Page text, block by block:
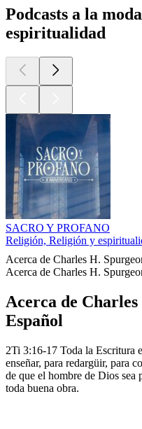
Podcasts a la
espiritualidad
SACRO Y PROFANO
Religión, Religión y
Acerca de Charles H.
Acerca de Charles H.
Acerca de
Español
2Ti 3:16-17 Toda la Escritura
enseñar, para redargüir, para
de que el hombre de Dios sea
toda buena obra.